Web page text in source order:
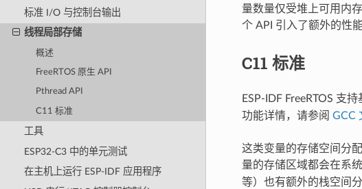
标准 I/O 与控制台输出
线程局部存储
概述
FreeRTOS 原生 API
Pthread API
C11 标准
工具
ESP32-C3 中的单元测试
在主机上运行 ESP-IDF 应用程序
量数量仅受堆上可用内
个 API 引入了额外的性能
C11 标准
ESP-IDF FreeRTOS 支
功能详情，请参阅 GCC
这类变量的存储空间分
量的存储区域都会在系
等）也有额外的栈空间